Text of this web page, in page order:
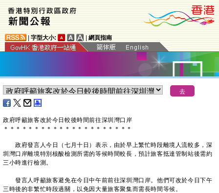
字型大小: 網頁指南
政府呼籲旅客改於今日較後時間前往深圳灣口岸
＊ ＊ ＊ ＊ ＊ ＊ ＊ ＊ ＊ ＊ ＊ ＊ ＊ ＊ ＊ ＊ ＊ ＊ ＊ ＊ ＊
政府發言人今日（七月十日）表示，由於早上繁忙時段離境人流較多，深
圳灣口岸離境特別核酸檢測所需的等候時間較長，預計旅客抵達管制站後需約
三小時進行檢測。
發言人呼籲旅客避免在今日中午前前往深圳灣口岸。他們可改於今日下午
三時後的非繁忙時段過關，以免因大量旅客聚集而需長時間等候。